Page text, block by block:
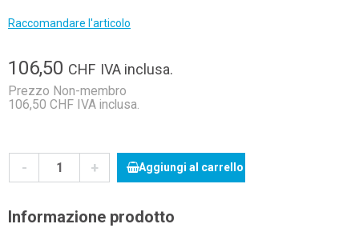
Raccomandare l'articolo
106,50 CHF IVA inclusa.
Prezzo Non-membro
106,50 CHF IVA inclusa.
- + Aggiungi al carrello
Informazione prodotto